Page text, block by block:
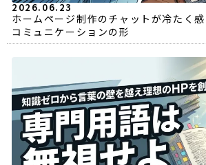
2026.06.23
ホームページ制作のチャットが冷たく
コミュニケーションの形